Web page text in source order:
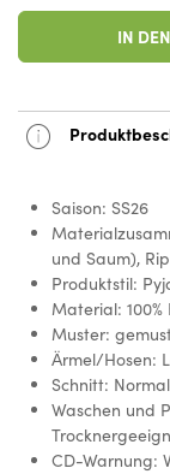
IN
Saison: SS26
und Saum),
Produktstil:
Material:
Muster:
Ärmel/Hosen:
Schnitt:
Waschen und
CD-Warnung: